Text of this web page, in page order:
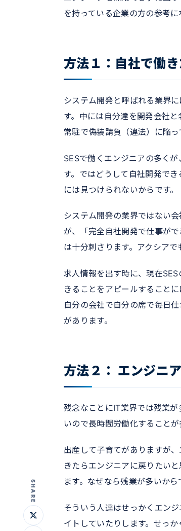
SHARE
を持っている企業の方の参考に
方法１：自社で働
システム開発と呼ばれる業界
す。中には自分達を開発会社
常駐で偽装請負（違法）に陥
SESで働くエンジニアの多く
す。ではどうして自社開発で
には見つけられないからです。
システム開発の業界ではない
が、「完全自社開発で仕事が
は十分刺さります。アクシア
求人情報を出す時に、現在
きることをアピールすること
自分の会社で自分の席で毎日
があります。
方法２： エンジニ
残念なことにIT業界では残業
いので長時間労働化すること
出産して子育てがありますが
きたらエンジニアに戻りたい
ます。なぜなら残業が多いか
そういう人達はせっかくエン
イトしていたりします。せっ